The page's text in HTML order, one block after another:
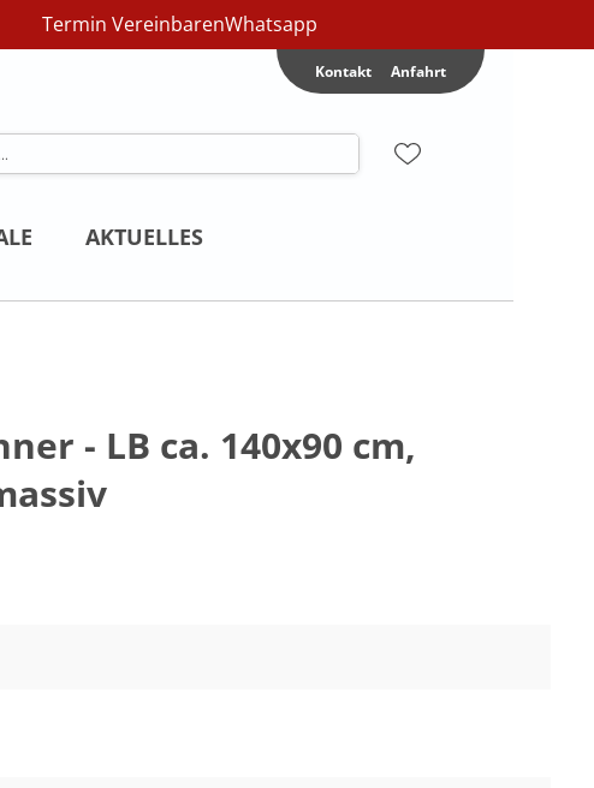
Termin VereinbarenWhatsapp
Kontakt Anfahrt
AKTUELLES
- LB ca. 140x90 cm,